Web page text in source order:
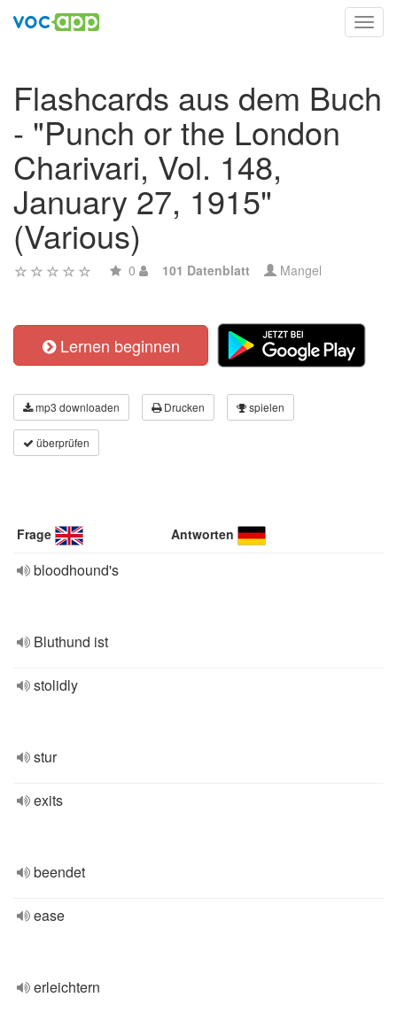
Flashcards aus dem Buch
- "Punch or the London
Charivari, Vol. 148,
January 27, 1915"
(Various)
0 101 Datenblatt Mangel
Lernen beginnen
mp3 downloaden Drucken spielen
überprüfen
Frage Antworten
bloodhound's
Bluthund ist
stolidly
stur
exits
beendet
ease
erleichtern